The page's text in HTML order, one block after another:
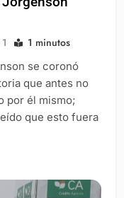
1 1 minutos
se coronó
que antes no
por él mismo;
que esto fuera